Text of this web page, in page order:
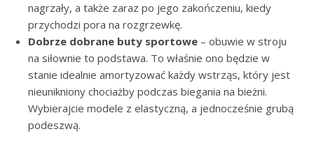
nagrzały, a także zaraz po jego zakończeniu, kiedy
przychodzi pora na rozgrzewkę.
Dobrze dobrane buty sportowe – obuwie w stroju
na siłownie to podstawa. To właśnie ono będzie w
stanie idealnie amortyzować każdy wstrząs, który jest
nieunikniony chociażby podczas biegania na bieżni.
Wybierajcie modele z elastyczną, a jednocześnie grubą
podeszwą.